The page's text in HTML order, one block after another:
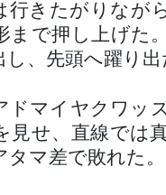
行きたがりなが
まで押し上げた
、先頭へ躍り出
ドマイヤクワッ
見せ、直線では
マ差で敗れた。